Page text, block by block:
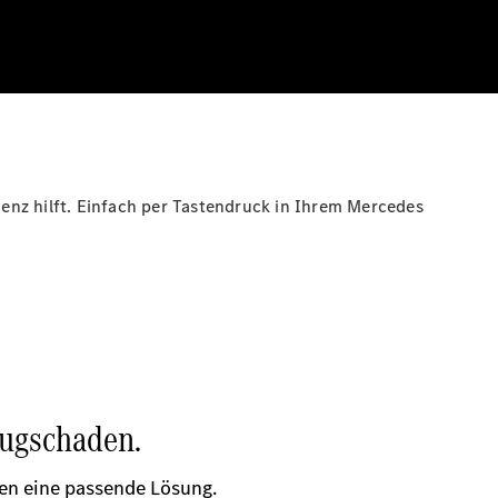
hilft. Einfach per Tastendruck in Ihrem Mercedes